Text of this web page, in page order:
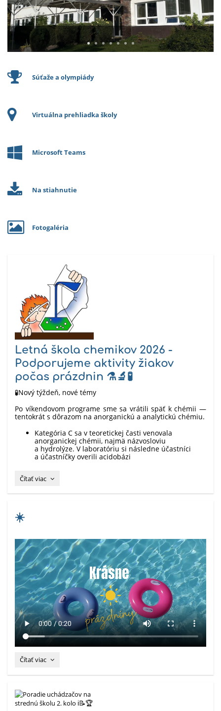
Súťaže a olympiády
Virtuálna prehliadka školy
Microsoft Teams
Na stiahnutie
Fotogaléria
Letná škola chemikov 2026 -
Podporujeme aktivity žiakov
počas prázdnin ⚗️🔬🧪
🧪Nový týždeň, nové témy
Po víkendovom programe sme sa vrátili späť k chémii —
tentokrát s dôrazom na anorganickú a analytickú chémiu.
Kategória C sa v teoretickej časti venovala
anorganickej chémii, najmä názvosloviu
a hydrolýze. V laboratóriu si následne účastníci
a účastníčky overili acidobázi
Letná
chemikov
-
Podporujeme
žiakov
počas
prázdnin
⚗️
🔬
🧪:
Čítať viac
☀️
☀️:
Čítať viac